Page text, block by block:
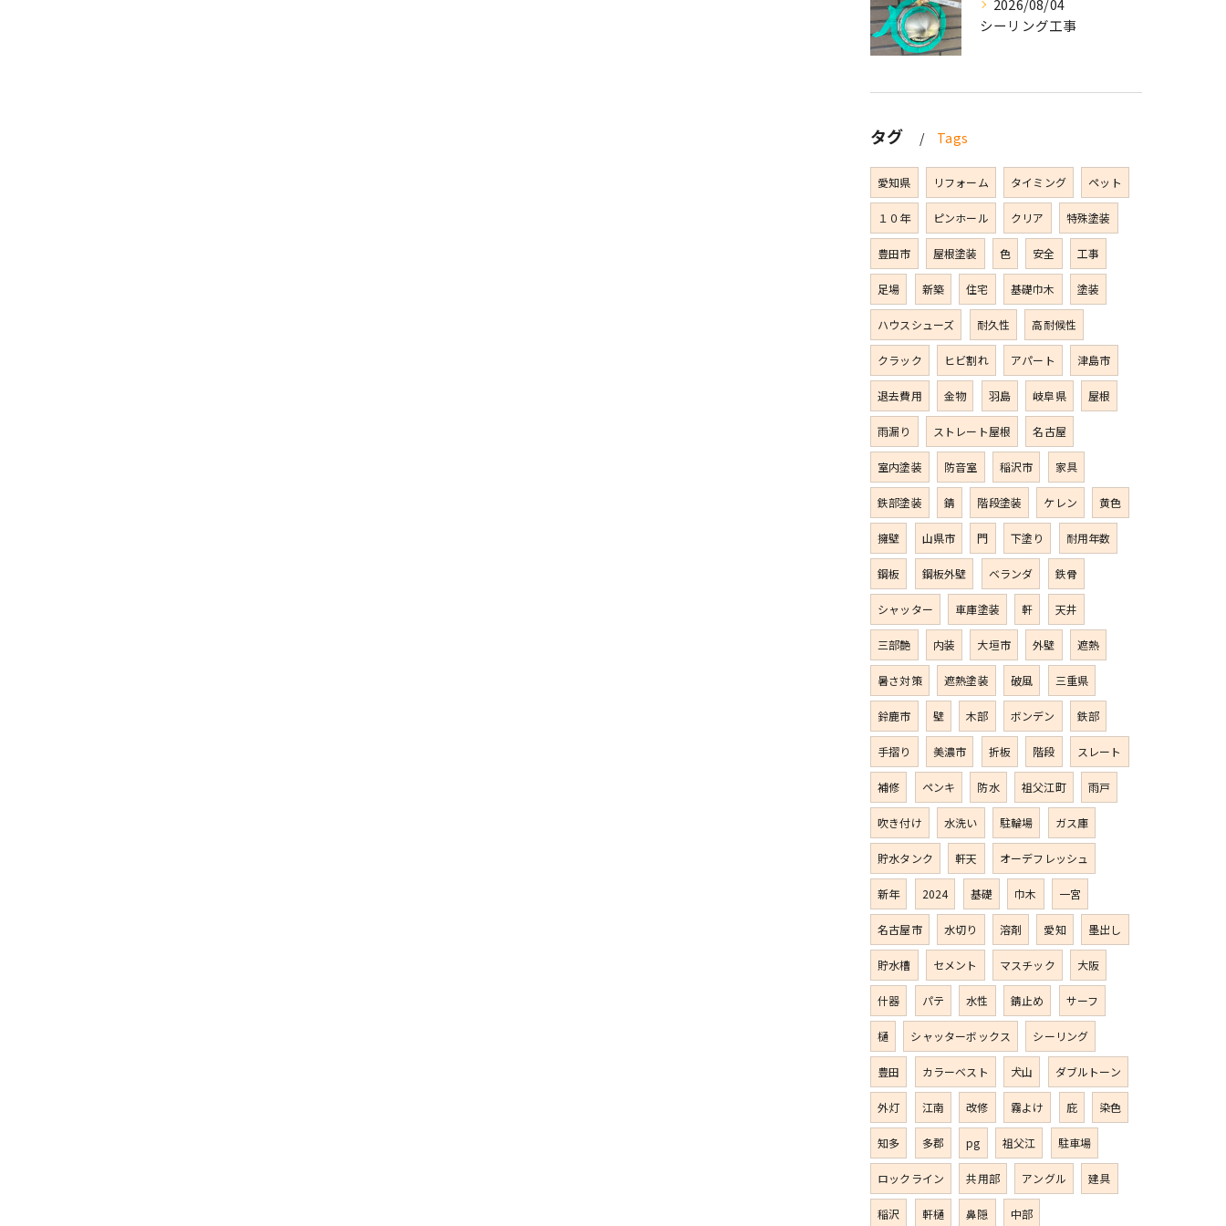
2026/08/04
シーリング工事
タグ Tags
愛知県 リフォーム タイミング ペット
１０年 ピンホール クリア 特殊塗装
豊田市 屋根塗装 色 安全 工事
足場 新築 住宅 基礎巾木 塗装
ハウスシューズ 耐久性 高耐候性
クラック ヒビ割れ アパート 津島市
退去費用 金物 羽島 岐阜県 屋根
雨漏り ストレート屋根 名古屋
室内塗装 防音室 稲沢市 家具
鉄部塗装 錆 階段塗装 ケレン 黄色
擁壁 山県市 門 下塗り 耐用年数
鋼板 鋼板外壁 ベランダ 鉄骨
シャッター 車庫塗装 軒 天井
三部艶 内装 大垣市 外壁 遮熱
暑さ対策 遮熱塗装 破風 三重県
鈴鹿市 壁 木部 ボンデン 鉄部
手摺り 美濃市 折板 階段 スレート
補修 ペンキ 防水 祖父江町 雨戸
吹き付け 水洗い 駐輪場 ガス庫
貯水タンク 軒天 オーデフレッシュ
新年 2024 基礎 巾木 一宮
名古屋市 水切り 溶剤 愛知 墨出し
貯水槽 セメント マスチック 大阪
什器 パテ 水性 錆止め サーフ
樋 シャッターボックス シーリング
豊田 カラーベスト 犬山 ダブルトーン
外灯 江南 改修 霧よけ 庇 染色
知多 多郡 pg 祖父江 駐車場
ロックライン 共用部 アングル 建具
稲沢 軒樋 鼻隠 中部